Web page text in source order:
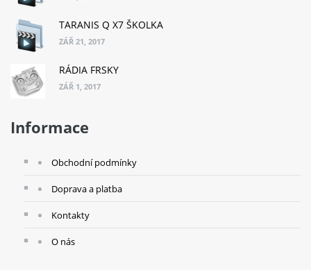
TARANIS Q X7 ŠKOLKA
ZÁŘ 21, 2017
RÁDIA FRSKY
ZÁŘ 1, 2017
Informace
Obchodní podmínky
Doprava a platba
Kontakty
O nás